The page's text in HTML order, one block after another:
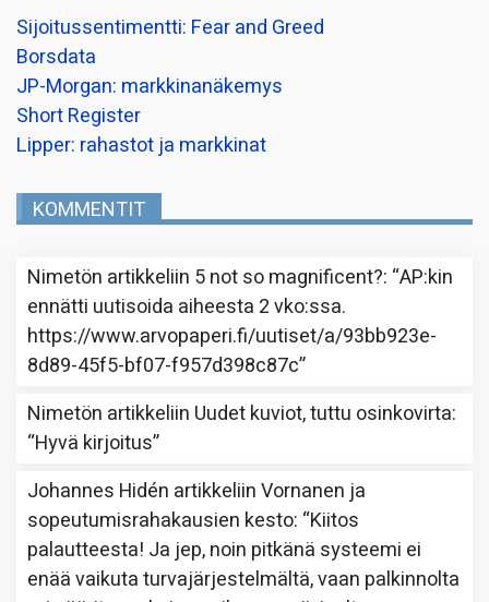
Sijoitussentimentti: Fear and Greed
Borsdata
JP-Morgan: markkinanäkemys
Short Register
Lipper: rahastot ja markkinat
KOMMENTIT
Nimetön artikkeliin 5 not so magnificent?: “AP:kin
ennätti uutisoida aiheesta 2 vko:ssa.
https://www.arvopaperi.fi/uutiset/a/93bb923e-
8d89-45f5-bf07-f957d398c87c”
Nimetön artikkeliin Uudet kuviot, tuttu osinkovirta:
“Hyvä kirjoitus”
Johannes Hidén artikkeliinVornanen ja
sopeutumisrahakausien kesto: “Kiitos
palautteesta! Ja jep, noin pitkänä systeemi ei
enää vaikuta turvajärjestelmältä, vaan palkinnolta